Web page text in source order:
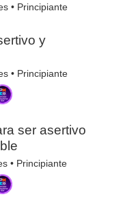
• Principiante
y
• Principiante
ser asertivo
• Principiante